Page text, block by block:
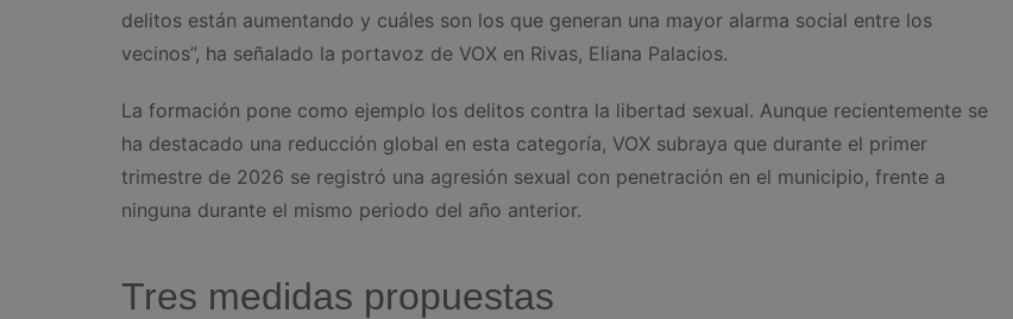
delitos están aumentando y cuáles son los que generan una mayor alarma social entre los
vecinos”, ha señalado la portavoz de VOX en Rivas, Eliana Palacios.
La formación pone como ejemplo los delitos contra la libertad sexual. Aunque recientemente se
ha destacado una reducción global en esta categoría, VOX subraya que durante el primer
trimestre de 2026 se registró una agresión sexual con penetración en el municipio, frente a
ninguna durante el mismo periodo del año anterior.
Tres medidas propuestas